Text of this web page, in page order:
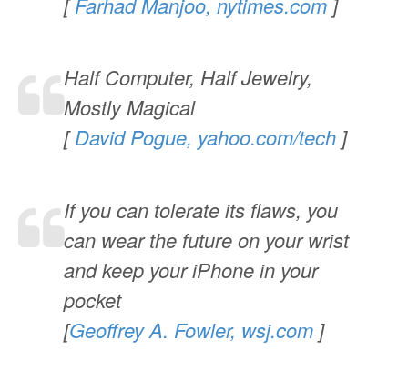
Half Computer, Half Jewelry,
Mostly Magical
[David Pogue, yahoo.com/tech ]
If you can tolerate its flaws, you
can wear the future on your wrist
and keep your iPhone in your
pocket
[Geoffrey A. Fowler, wsj.com ]